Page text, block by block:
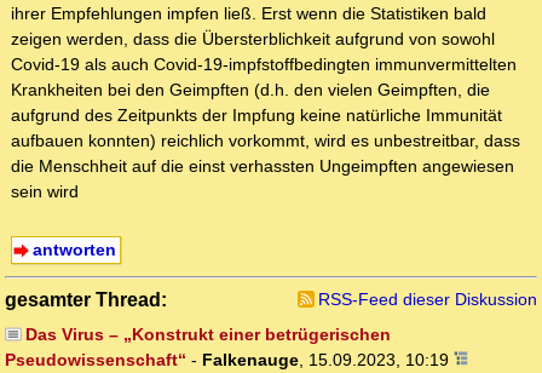
ihrer Empfehlungen impfen ließ. Erst wenn die Statistiken bald
zeigen werden, dass die Übersterblichkeit aufgrund von sowohl
Covid-19 als auch Covid-19-impfstoffbedingten immunvermittelten
Krankheiten bei den Geimpften (d.h. den vielen Geimpften, die
aufgrund des Zeitpunkts der Impfung keine natürliche Immunität
aufbauen konnten) reichlich vorkommt, wird es unbestreitbar, dass
die Menschheit auf die einst verhassten Ungeimpften angewiesen
sein wird
antworten
gesamter Thread:
RSS-Feed dieser Diskussion
Das Virus – „Konstrukt einer betrügerischen
Pseudowissenschaft“ - Falkenauge, 15.09.2023, 10:19